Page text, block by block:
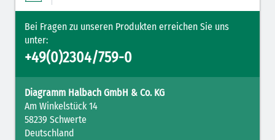
Bei Fragen zu unseren Produkten erreichen Sie uns
unter:
+49(0)2304/759-0
Diagramm Halbach GmbH & Co. KG
Am Winkelstück 14
58239 Schwerte
Deutschland